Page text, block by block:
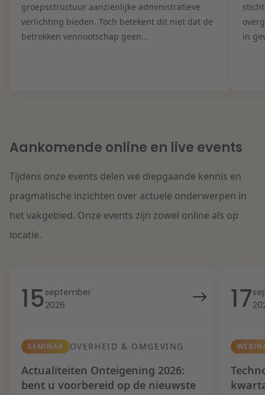
groepsstructuur aanzienlijke administratieve
verlichting bieden. Toch betekent dit niet dat de
betrokken vennootschap geen...
in
Aankomende online en live events
Tijdens onze events delen we diepgaande kennis en
pragmatische inzichten over actuele onderwerpen in
het vakgebied. Onze events zijn zowel online als op
locatie.
15september
2026
SEMINAR OVERHEID & OMGEVING
Actualiteiten Onteigening 2026:
bent u voorbereid op de nieuwste
17